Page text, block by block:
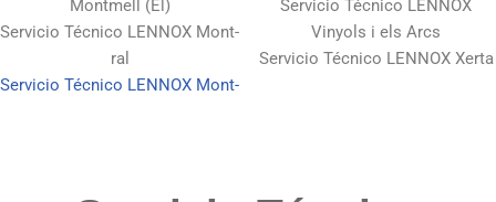
Montmell (El)
Servicio Técnico LENNOX Mont-
ral
Servicio Técnico LENNOX Mont-
Servicio Técnico LENNOX
Vinyols i els Arcs
Servicio Técnico LENNOX Xerta